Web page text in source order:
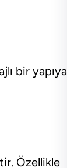
bir yapıya
Özellikle